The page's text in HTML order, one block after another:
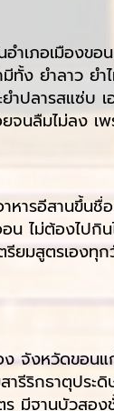
เภอเมืองขอ
ทั้ง ยำลาว ย
ปลารสแซ่บ
นลืมไม่ลง เพ
รอีสานขึ้นชื่
ไม่ต้องไปกิน
ยมสูตรเอง
จังหวัดขอน
รีริกธาตุประ
ร มีฐานบัวสอ